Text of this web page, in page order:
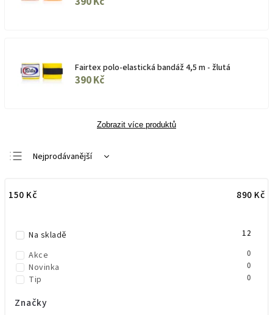
Fairtex polo-elastická bandáž 4,5 m - žlutá
390 Kč
Zobrazit více produktů
Nejlevnější
Nejprodávanější
Abecedně
150 Kč 890 Kč
Na skladě 12
Akce 0
Novinka 0
Tip 0
Značky